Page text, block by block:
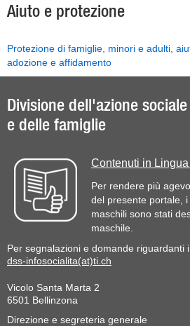
Aiuto e protezione
Protezione di famiglie, minori e adulti,
adozione e affidamento
Divisione dell'azione sociale
e delle famiglie
Contenuti in
Per rendere più
del presente portale,
maschili sono stati
maschile.
Per segnalazioni e domande riguardanti
dss-infosocialita(at)ti.ch
Vicolo Santa Marta 2
6501 Bellinzona
Direzione e segreteria generale